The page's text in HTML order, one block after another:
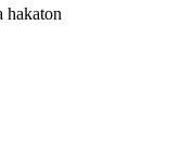
hakaton